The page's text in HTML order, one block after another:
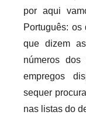
por aqui
Português:
que dizem
números
empregos
sequer
nas listas do